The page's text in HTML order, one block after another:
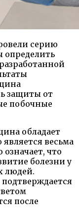
серию
защиты от
побочные
обладает
весьма
что
болезни у
людей.
после